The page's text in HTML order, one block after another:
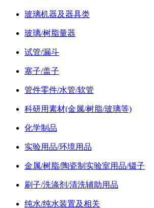
玻璃机器及器具类
玻璃/树脂量器
试管/漏斗
塞子/盖子
管件零件/水管/软管
科研用素材(金属/树脂/玻璃等)
化学制品
实验用品/环境用品
金属/树脂/陶瓷制实验室用品/镊子
刷子/洗涤剂/清洗辅助用品
纯水/纯水装置及相关